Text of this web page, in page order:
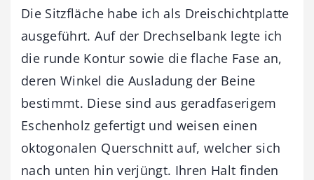
Die Sitzfläche habe ich als Dreischichtplatte
ausgeführt. Auf der Drechselbank legte ich
die runde Kontur sowie die flache Fase an,
deren Winkel die Ausladung der Beine
bestimmt. Diese sind aus geradfaserigem
Eschenholz gefertigt und weisen einen
oktogonalen Querschnitt auf, welcher sich
nach unten hin verjüngt. Ihren Halt finden